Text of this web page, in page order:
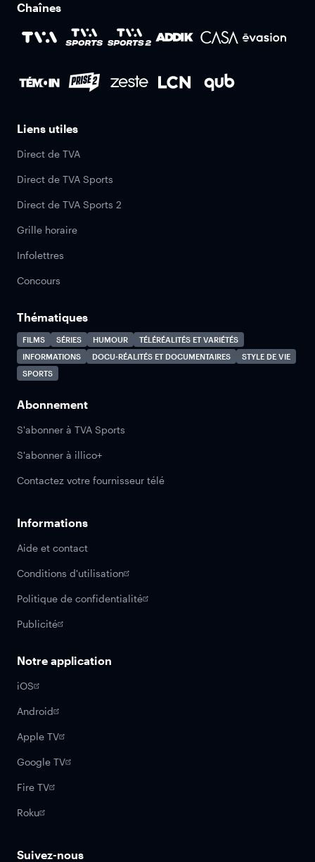
Chaînes
Liens utiles
Direct de TVA
Direct de TVA Sports
Direct de TVA Sports 2
Grille horaire
Infolettres
Concours
Thématiques
FILMS SÉRIES HUMOUR
TÉLÉRÉALITÉS ET VARIÉTÉS
INFORMATIONS
DOCU-RÉALITÉS ET DOCUMENTAIRES
STYLE DE VIE
SPORTS
Abonnement
S'abonner à TVA Sports
S'abonner à illico+
Contactez votre fournisseur télé
Informations
Aide et contact
Conditions d'utilisation
Politique de confidentialité
Publicité
Notre application
iOS
Android
Apple TV
Google TV
Fire TV
Roku
Suivez-nous